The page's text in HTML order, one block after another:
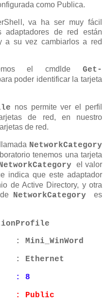
como Publica.
va ha ser muy fácil
adaptadores de red están
a su vez cambiarlos a red
el cmdlde Get-
poder identificar la tarjeta
nos permite ver el perfil
de red, en nuestro
de red.
NetworkCategory
tenemos una tarjeta
el valor
indica que este adaptador
de Active Directory, y otra
NetworkCategory es
Ethernet
: 8
: Public